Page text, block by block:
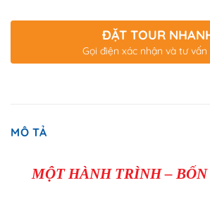
ĐẶT TOUR
Gọi điện xác nhận và tư
MÔ TẢ
MỘT HÀNH TRÌNH –